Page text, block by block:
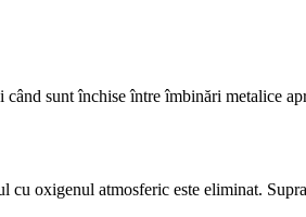
sunt închise între îmbinări metalice
oxigenul atmosferic este eliminat.